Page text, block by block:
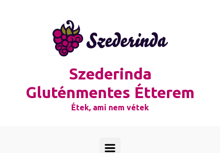
Szederinda
Gluténmentes Étterem
Étek, ami nem vétek